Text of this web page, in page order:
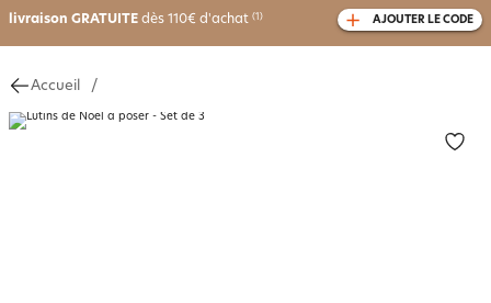
livraison GRATUITE dès 110€ d'achat (1) AJOUTER LE CODE
Accueil